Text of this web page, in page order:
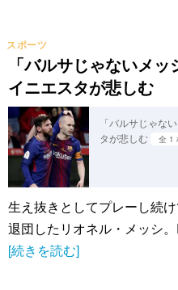
「バルサじゃないメ
イニエスタが悲しむ
スポーツ
「バルサじゃな
タが悲しむ
全 1
生え抜きとしてプレーし続
退団したリオネル・メッシ
[続きを読む]